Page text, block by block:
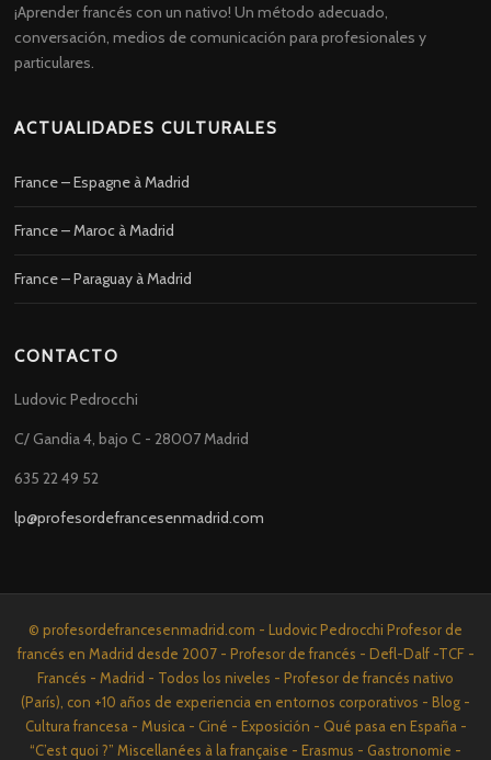
¡Aprender francés con un nativo! Un método adecuado,
conversación, medios de comunicación para profesionales y
particulares.
ACTUALIDADES CULTURALES
France – Espagne à Madrid
France – Maroc à Madrid
France – Paraguay à Madrid
CONTACTO
Ludovic Pedrocchi
C/ Gandia 4, bajo C - 28007 Madrid
635 22 49 52
lp@profesordefrancesenmadrid.com
© profesordefrancesenmadrid.com - Ludovic Pedrocchi Profesor de
francés en Madrid desde 2007 - Profesor de francés - Defl-Dalf -TCF -
Francés - Madrid - Todos los niveles - Profesor de francés nativo
(París), con +10 años de experiencia en entornos corporativos - Blog -
Cultura francesa - Musica - Ciné - Exposición - Qué pasa en España -
“C’est quoi ?” Miscellanées à la française - Erasmus - Gastronomie -